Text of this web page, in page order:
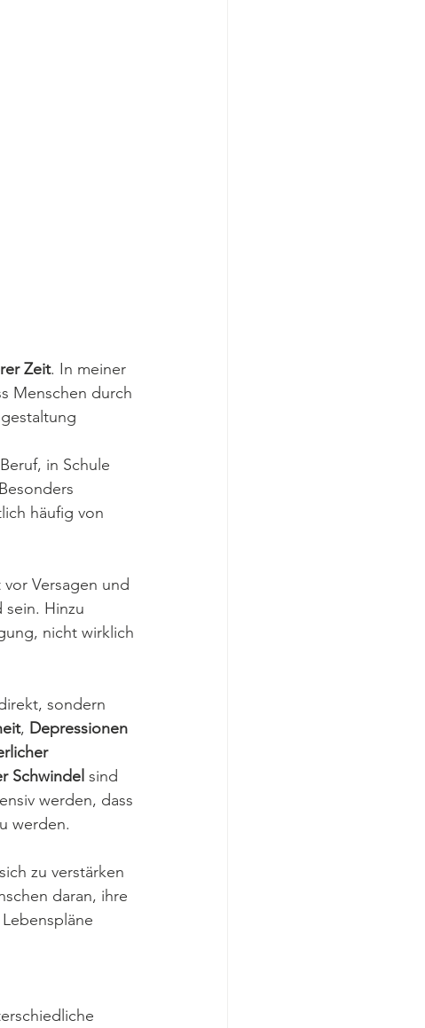
Zeit. In meiner
Menschen durch
in Schule
häufig von
Versagen und
Hinzu
nicht wirklich
sondern
, Depressionen
Schwindel sind
werden, dass
werden.
zu verstärken
daran, ihre